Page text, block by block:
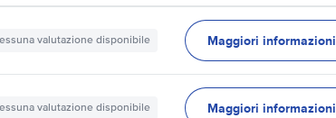
valutazione disponibile Maggiori informazioni
valutazione disponibile Maggiori informazioni